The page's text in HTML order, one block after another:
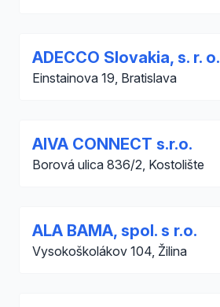
ADECCO Slovakia, s. r. o.
Einstainova 19, Bratislava
AIVA CONNECT s.r.o.
Borová ulica 836/2, Kostolište
ALA BAMA, spol. s r.o.
Vysokoškolákov 104, Žilina